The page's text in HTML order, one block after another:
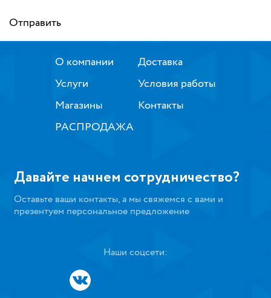
Отправить
О компании
Услуги
Магазины
РАСПРОДАЖА
Доставка
Условия работы
Контакты
Давайте начнем сотрудничество?
Оставьте ваши контакты, а мы свяжемся с вами и
презентуем персональное предложение
Наши соцсети: